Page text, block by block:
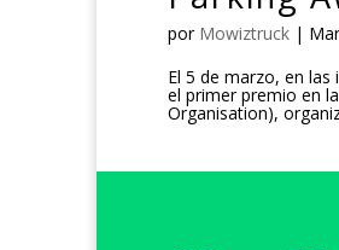
por Mowiztruck|
El 5 de marzo, en
el primer premio en
Organisation),